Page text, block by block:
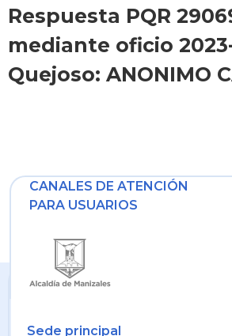
Respuesta PQR
mediante oficio
Quejoso: ANONIMO
CANALES DE ATENCIÓN
PARA USUARIOS
Sede principal